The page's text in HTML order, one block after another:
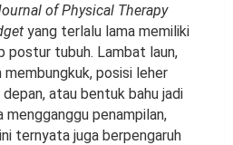
of Physical Therapy
yang terlalu lama memiliki
postur tubuh. Lambat laun,
posisi leher
atau bentuk bahu jadi
mengganggu penampilan,
ternyata juga berpengaruh